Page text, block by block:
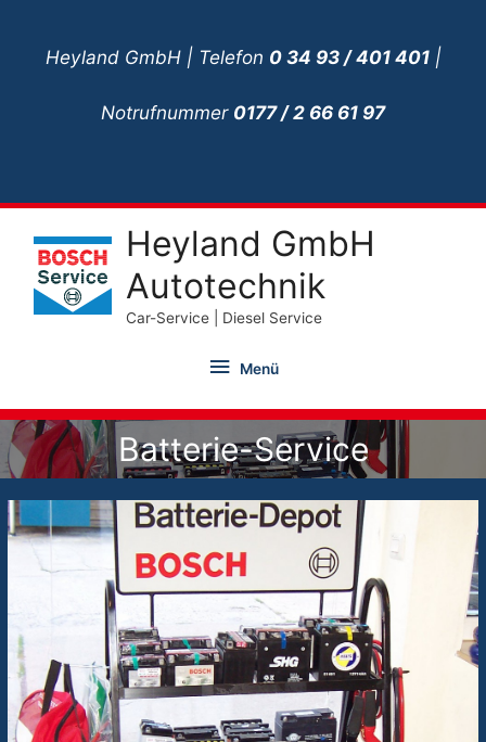
springenHeyland GmbH | Telefon 0 34 93 / 401 401|
Notrufnummer 0177 / 2 66 61 97
Heyland GmbH
Autotechnik
Car-Service | Diesel Service
Menü
Menü
Batterie-Service